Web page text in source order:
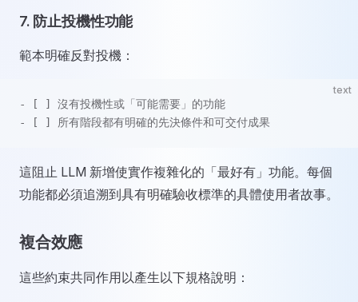
7. 防止投機性功能
範本明確反對投機：
text
- [ ] 沒有投機性或「可能需要」的功能
- [ ] 所有階段都有明確的先決條件和可交付成果
這阻止 LLM 新增使實作複雜化的「最好有」功能。每個
功能都必須追溯到具有明確驗收標準的具體使用者故事。
複合效應
這些約束共同作用以產生以下規格說明：